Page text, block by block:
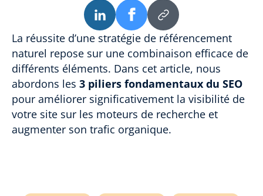
La réussite d’une stratégie de référencement
naturel repose sur une combinaison efficace de
différents éléments. Dans cet article, nous
abordons les 3 piliers fondamentaux du SEO
pour améliorer significativement la visibilité de
votre site sur les moteurs de recherche et
augmenter son trafic organique.